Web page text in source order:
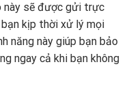
này sẽ được gửi trực
kịp thời xử lý mọi
năng này giúp bạn bảo
ngay cả khi bạn không